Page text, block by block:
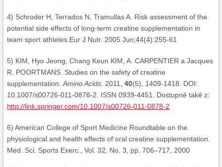
4) Schroder H, Terrados N, Tramullas A. Risk assessment of the
potential side effects of long-term creatine supplementation in
team sport athletes.Eur J Nutr. 2005 Jun;44(4):255-61
5) KIM, Hyo Jeong, Chang Keun KIM, A. CARPENTIER a Jacques
R. POORTMANS. Studies on the safety of creatine
supplementation. Amino Acids . 2011, 40(5), 1409-1418. DOI:
10.1007/s00726-011-0878-2. ISSN 0939-4451. Dostupné také z:
http://link.springer.com/10.1007/s00726-011-0878-2
6) American College of Sport Medicine Roundtable on the
physiological and health effects of oral creatine supplementation.
Med. Sci. Sports Exerc., Vol. 32, No. 3, pp. 706–717, 2000